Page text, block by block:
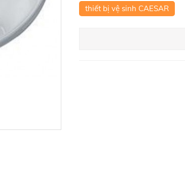
thiết bị vệ sinh CAESAR